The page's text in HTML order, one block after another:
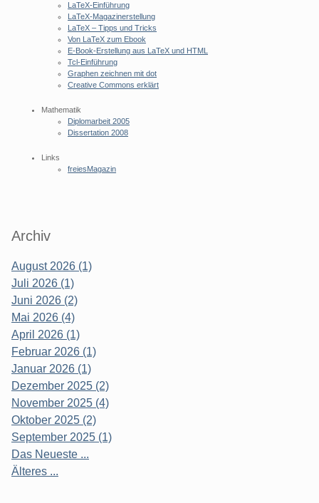
LaTeX-Einführung
LaTeX-Magazinerstellung
LaTeX – Tipps und Tricks
Von LaTeX zum Ebook
E-Book-Erstellung aus LaTeX und HTML
Tcl-Einführung
Graphen zeichnen mit dot
Creative Commons erklärt
Mathematik
Diplomarbeit 2005
Dissertation 2008
Links
freiesMagazin
Archiv
August 2026 (1)
Juli 2026 (1)
Juni 2026 (2)
Mai 2026 (4)
April 2026 (1)
Februar 2026 (1)
Januar 2026 (1)
Dezember 2025 (2)
November 2025 (4)
Oktober 2025 (2)
September 2025 (1)
Das Neueste ...
Älteres ...